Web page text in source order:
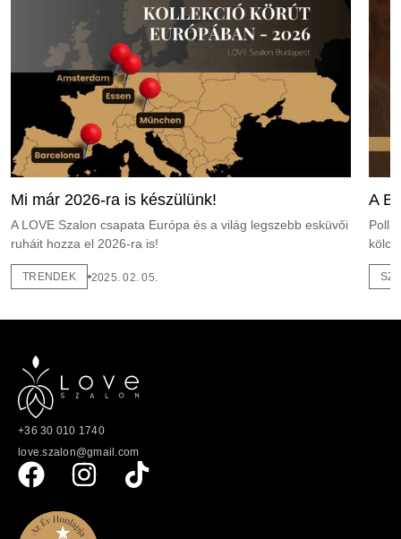
Mi már 2026-ra is készülünk!
A LOVE Szalon csapata Európa és a világ legszebb esküvői
ruháit hozza el 2026-ra is!
TRENDEK 2025. 02. 05.
A
+36 30 010 1740
love.szalon@gmail.com